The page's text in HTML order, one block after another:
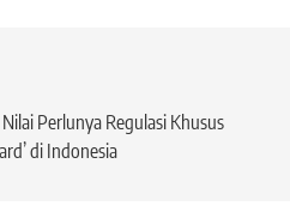
Perlunya Regulasi Khusus
di Indonesia